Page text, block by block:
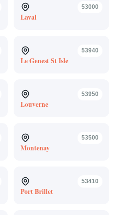
53000
Laval
53940
Le Genest St Isle
53950
Louverne
53500
Montenay
53410
Port Brillet